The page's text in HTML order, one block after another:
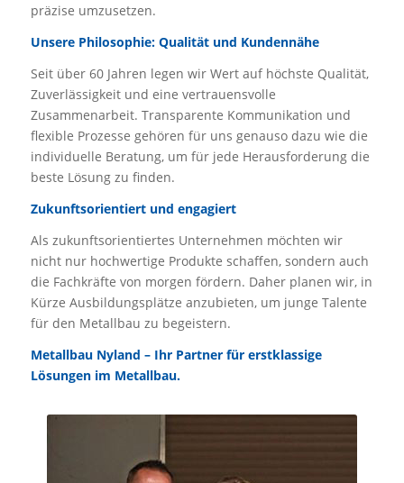
präzise umzusetzen.
Unsere Philosophie: Qualität und Kundennähe
Seit über 60 Jahren legen wir Wert auf höchste Qualität,
Zuverlässigkeit und eine vertrauensvolle
Zusammenarbeit. Transparente Kommunikation und
flexible Prozesse gehören für uns genauso dazu wie die
individuelle Beratung, um für jede Herausforderung die
beste Lösung zu finden.
Zukunftsorientiert und engagiert
Als zukunftsorientiertes Unternehmen möchten wir
nicht nur hochwertige Produkte schaffen, sondern auch
die Fachkräfte von morgen fördern. Daher planen wir, in
Kürze Ausbildungsplätze anzubieten, um junge Talente
für den Metallbau zu begeistern.
Metallbau Nyland – Ihr Partner für erstklassige
Lösungen im Metallbau.